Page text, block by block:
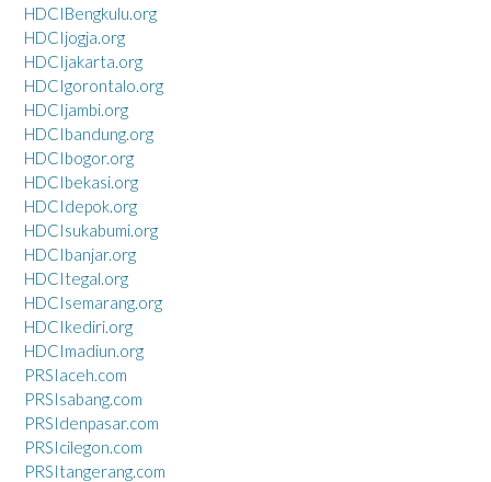
HDCIBengkulu.org
HDCIjogja.org
HDCIjakarta.org
HDCIgorontalo.org
HDCIjambi.org
HDCIbandung.org
HDCIbogor.org
HDCIbekasi.org
HDCIdepok.org
HDCIsukabumi.org
HDCIbanjar.org
HDCItegal.org
HDCIsemarang.org
HDCIkediri.org
HDCImadiun.org
PRSIaceh.com
PRSIsabang.com
PRSIdenpasar.com
PRSIcilegon.com
PRSItangerang.com